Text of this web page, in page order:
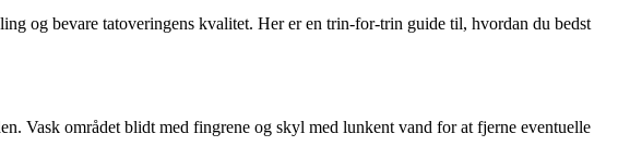
og bevare tatoveringens kvalitet. Her er en trin-for-trin guide til, hvordan du bedst
Vask området blidt med fingrene og skyl med lunkent vand for at fjerne eventuelle